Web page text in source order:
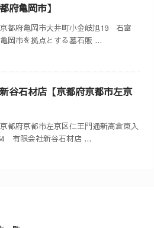
府亀岡市】
京都府亀岡市大井町小金岐旭19 石富
岡市を拠点とする墓石販 ...
谷石材店【京都府京都市左京
京都府京都市左京区仁王門通新高倉東入
有限会社新谷石材店 ...